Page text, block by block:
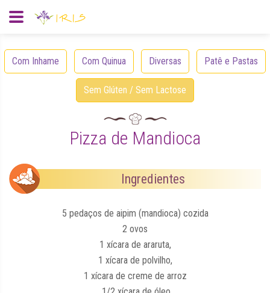
Com Inhame Com Quinua Diversas Patê e Pastas
Sem Glúten / Sem Lactose
Pizza de Mandioca
Ingredientes
5 pedaços de aipim (mandioca) cozida
2 ovos
1 xícara de araruta,
1 xícara de polvilho,
1 xícara de creme de arroz